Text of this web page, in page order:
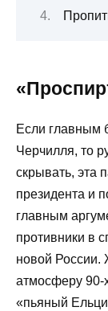
Если главным
Черчилля, то
скрывать, эта
президента и
главным
противники в
новой
атмосферу 90-
«пьяный